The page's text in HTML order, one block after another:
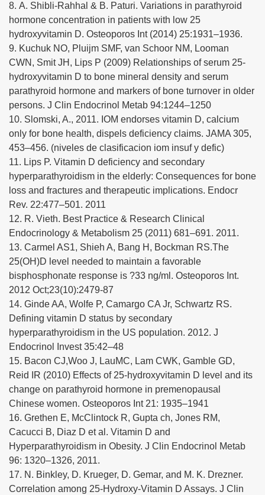
8. A. Shibli-Rahhal & B. Paturi. Variations in parathyroid
hormone concentration in patients with low 25
hydroxyvitamin D. Osteoporos Int (2014) 25:1931–1936.
9. Kuchuk NO, Pluijm SMF, van Schoor NM, Looman
CWN, Smit JH, Lips P (2009) Relationships of serum 25-
hydroxyvitamin D to bone mineral density and serum
parathyroid hormone and markers of bone turnover in older
persons. J Clin Endocrinol Metab 94:1244–1250
10. Slomski, A., 2011. IOM endorses vitamin D, calcium
only for bone health, dispels deficiency claims. JAMA 305,
453–456. (niveles de clasificacion iom insuf y defic)
11. Lips P. Vitamin D deficiency and secondary
hyperparathyroidism in the elderly: Consequences for bone
loss and fractures and therapeutic implications. Endocr
Rev. 22:477–501. 2011
12. R. Vieth. Best Practice & Research Clinical
Endocrinology & Metabolism 25 (2011) 681–691. 2011.
13. Carmel AS1, Shieh A, Bang H, Bockman RS.The
25(OH)D level needed to maintain a favorable
bisphosphonate response is ?33 ng/ml. Osteoporos Int.
2012 Oct;23(10):2479-87
14. Ginde AA, Wolfe P, Camargo CA Jr, Schwartz RS.
Defining vitamin D status by secondary
hyperparathyroidism in the US population. 2012. J
Endocrinol Invest 35:42–48
15. Bacon CJ,Woo J, LauMC, Lam CWK, Gamble GD,
Reid IR (2010) Effects of 25-hydroxyvitamin D level and its
change on parathyroid hormone in premenopausal
Chinese women. Osteoporos Int 21: 1935–1941
16. Grethen E, McClintock R, Gupta ch, Jones RM,
Cacucci B, Diaz D et al. Vitamin D and
Hyperparathyroidism in Obesity. J Clin Endocrinol Metab
96: 1320–1326, 2011.
17. N. Binkley, D. Krueger, D. Gemar, and M. K. Drezner.
Correlation among 25-Hydroxy-Vitamin D Assays. J Clin